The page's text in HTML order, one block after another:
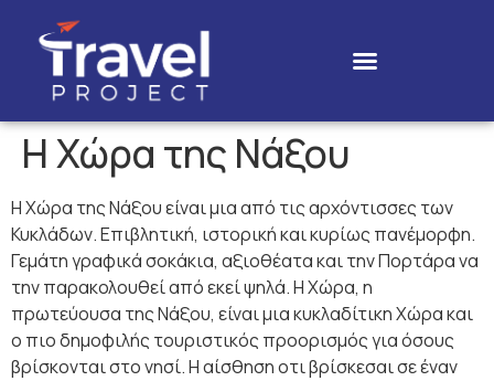
Η Χώρα της Νάξου
Η Χώρα της Νάξου είναι μια από τις αρχόντισσες των
Κυκλάδων. Επιβλητική, ιστορική και κυρίως πανέμορφη.
Γεμάτη γραφικά σοκάκια, αξιοθέατα και την Πορτάρα να
την παρακολουθεί από εκεί ψηλά. Η Χώρα, η
πρωτεύουσα της Νάξου, είναι μια κυκλαδίτικη Χώρα και
ο πιο δημοφιλής τουριστικός προορισμός για όσους
βρίσκονται στο νησί. Η αίσθηση οτι βρίσκεσαι σε έναν